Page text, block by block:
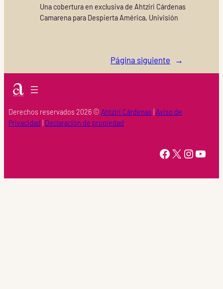
Una cobertura en exclusiva de Ahtziri Cárdenas
Camarena para Despierta América, Univisión
Página siguiente →
Derechos reservados 2026 © Ahtziri Cárdenas Aviso de
Privacidad Declaración de propiedad
https://www.facebook.com/Ahtziri-Cardenas-147415518616960/ X Instagram YouTube